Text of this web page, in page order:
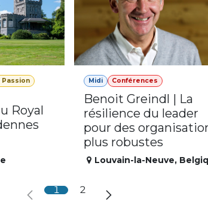
Royal
Midi Conférences
Benoit Greindl | La
résilience du leader
pour des
plus robustes
Louvain-la-Neuve,
1 2